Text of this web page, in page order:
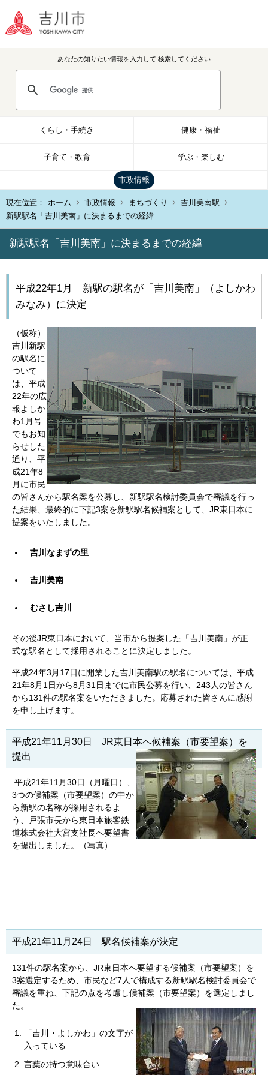
あなたの知りたい情報を入力して 検索してください
くらし・手続き 健康・福祉
子育て・教育 学ぶ・楽しむ
市政情報
現在位置： ホーム 市政情報 まちづくり
吉川美南駅
新駅駅名「吉川美南」に決まるまでの経緯
新駅駅名「吉川美南」に決まるまでの経緯
平成22年1月 新駅の駅名が「吉川美南」（よしかわ
みなみ）に決定
（仮称）
吉川新駅
の駅名に
ついて
は、平成
22年の広
報よしか
わ1月号
でもお知
らせした
通り、平
成21年8
月に市民
の皆さんから駅名案を公募し、新駅駅名検討委員会で審議を行っ
た結果、最終的に下記3案を新駅駅名候補案として、JR東日本に
提案をいたしました。
吉川なまずの里
吉川美南
むさし吉川
その後JR東日本において、当市から提案した「吉川美南」が正
式な駅名として採用されることに決定しました。
平成24年3月17日に開業した吉川美南駅の駅名については、平成
21年8月1日から8月31日までに市民公募を行い、243人の皆さん
から131件の駅名案をいただきました。応募された皆さんに感謝
を申し上げます。
平成21年11月30日 JR東日本へ候補案（市要望案）を
提出
平成21年11月30日（月曜日）、
3つの候補案（市要望案）の中か
ら新駅の名称が採用されるよ
う、戸張市長から東日本旅客鉄
道株式会社大宮支社長へ要望書
を提出しました。（写真）
平成21年11月24日 駅名候補案が決定
131件の駅名案から、JR東日本へ要望する候補案（市要望案）を
3案選定するため、市民など7人で構成する新駅駅名検討委員会で
審議を重ね、下記の点を考慮し候補案（市要望案）を選定しまし
た。
「吉川・よしかわ」の文字が
入っている
言葉の持つ意味合い